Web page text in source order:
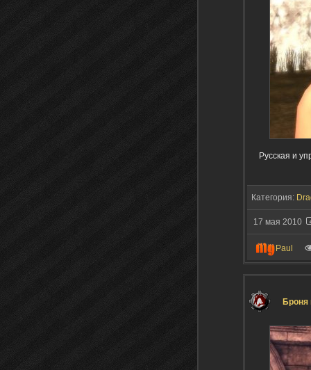
Русская и
Категория:
17 мая 2010
Paul
Броня